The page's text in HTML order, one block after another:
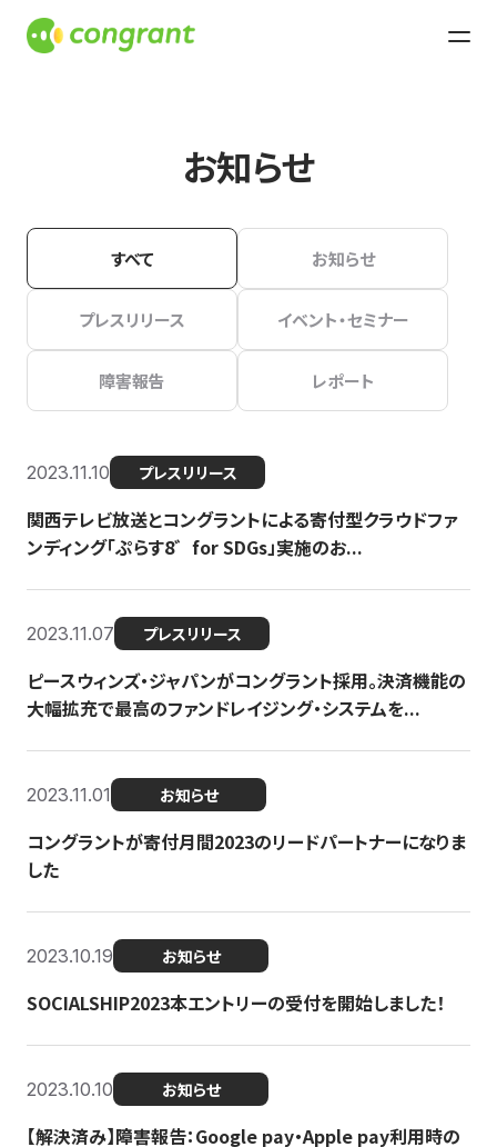
お知らせ
すべて お知らせ
プレスリリース イベント・セミナー
障害報告 レポート
2023.11.10 プレスリリース
関西テレビ放送とコングラントによる寄付型クラウドファ
ンディング「ぷらす8゛for SDGs」実施のお...
2023.11.07 プレスリリース
ピースウィンズ・ジャパンがコングラント採用。決済機能の
大幅拡充で最高のファンドレイジング・システムを...
2023.11.01 お知らせ
コングラントが寄付月間2023のリードパートナーになりま
した
2023.10.19 お知らせ
SOCIALSHIP2023本エントリーの受付を開始しました！
2023.10.10 お知らせ
【解決済み】障害報告：Google pay・Apple pay利用時の